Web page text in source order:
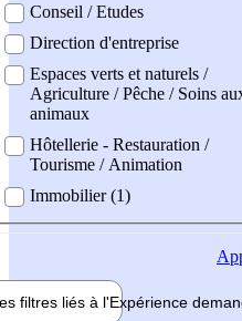
Conseil / Etudes
Direction d'entreprise
Espaces verts et naturels /
Agriculture / Pêche / Soins
animaux
Hôtellerie - Restauration /
Tourisme / Animation
Immobilier (1)
filtres liés à l'Expérience